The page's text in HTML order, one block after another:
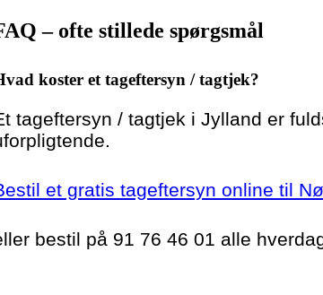
– ofte stillede spørgsmål
koster et tageftersyn / tagtjek?
tageftersyn / tagtjek i Jylland er
et gratis tageftersyn online til
bestil på 91 76 46 01 alle